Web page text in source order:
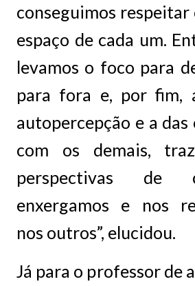
conseguimos
espaço de cada um.
levamos o foco para
para fora e, por fim,
autopercepção e a
com os demais,
perspectivas de
enxergamos e nos
nos outros”, elucidou.
Já para o professor de